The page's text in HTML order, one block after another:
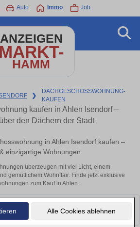
Alle Cookies ablehnen
Auto Immo Job
ANZEIGEN
MARKT-
HAMM
❯
DACHGESCHOSSWOHNUNG-
KAUFEN
kaufen in Ahlen Isendorf –
den Dächern der Stadt
in Ahlen Isendorf kaufen –
einzigartige Wohnungen
überzeugen mit viel Licht, einem
gemütlichem Wohnflair. Finde jetzt exklusive
zum Kauf in Ahlen.
keine passenden Objekte finden. Schauen Sie